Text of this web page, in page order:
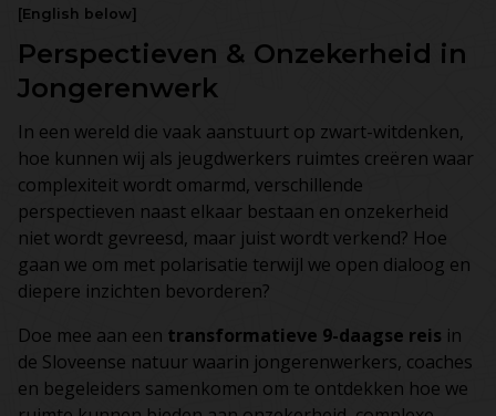
[English below]
Perspectieven & Onzekerheid in
Jongerenwerk
In een wereld die vaak aanstuurt op zwart-witdenken,
hoe kunnen wij als jeugdwerkers ruimtes creëren waar
complexiteit wordt omarmd, verschillende
perspectieven naast elkaar bestaan en onzekerheid
niet wordt gevreesd, maar juist wordt verkend? Hoe
gaan we om met polarisatie terwijl we open dialoog en
diepere inzichten bevorderen?
Doe mee aan een transformatieve 9-daagse reis in
de Sloveense natuur waarin jongerenwerkers, coaches
en begeleiders samenkomen om te ontdekken hoe we